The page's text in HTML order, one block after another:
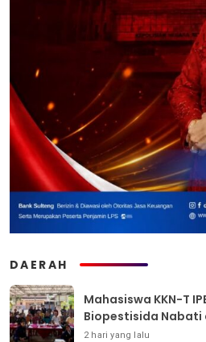
DAERAH
Mahasiswa KKN-T
Biopestisida Nabati
2 hari yang lalu